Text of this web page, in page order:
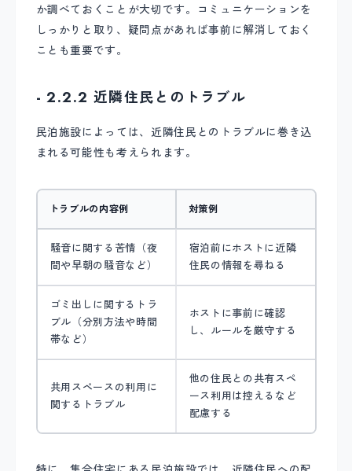
か調べておくことが大切です。コミュニケーションを
しっかりと取り、疑問点があれば事前に解消しておく
ことも重要です。
- 2.2.2 近隣住民とのトラブル
民泊施設によっては、近隣住民とのトラブルに巻き込
まれる可能性も考えられます。
トラブルの内容例 対策例
騒音に関する苦情（夜
間や早朝の騒音など）
宿泊前にホストに近隣
住民の情報を尋ねる
ゴミ出しに関するトラ
ブル（分別方法や時間
帯など）
ホストに事前に確認
し、ルールを厳守する
共用スペースの利用に
関するトラブル
他の住民との共有スペ
ース利用は控えるなど
配慮する